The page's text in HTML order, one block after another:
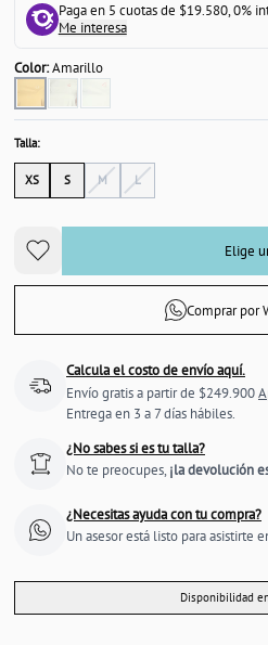
Paga en 5 cuotas de $19.580, 0%
Me interesa
Color:Amarillo
Talla:
XS S M L
Elige
Comprar por
Calcula el costo de envío aquí.
Envío gratis a partir de $249.900
Entrega en 3 a 7 días hábiles.
¿No sabes si es tu talla?
No te preocupes,¡la devolución
¿Necesitas ayuda con tu compra?
Un asesor está listo para asistirte
Disponibilidad